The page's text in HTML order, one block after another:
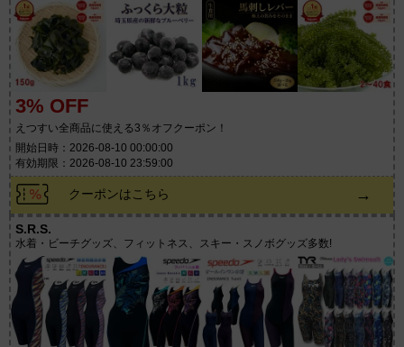
3% OFF
えつすい全商品に使える3％オフクーポン！
開始日時：2026-08-10 00:00:00
有効期限：2026-08-10 23:59:00
クーポンはこちら →
S.R.S.
水着・ビーチグッズ、フィットネス、スキー・スノボグッズ多数!